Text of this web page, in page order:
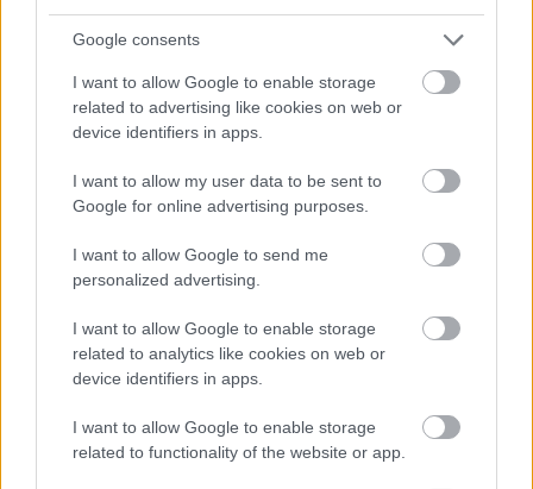
Google consents
I want to allow Google to enable storage
related to advertising like cookies on web or
device identifiers in apps.
I want to allow my user data to be sent to
Google for online advertising purposes.
I want to allow Google to send me
personalized advertising.
I want to allow Google to enable storage
related to analytics like cookies on web or
device identifiers in apps.
I want to allow Google to enable storage
related to functionality of the website or app.
Συγκινητική συνάντηση στο Πανεπιστημιακό Γενικό
Νοσοκομείο Πατρών ΦΩΤΟ